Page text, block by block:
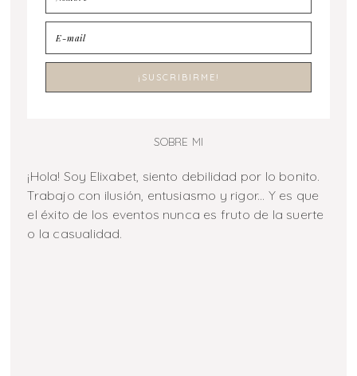
SOBRE MI
¡Hola! Soy Elixabet, siento debilidad por lo bonito.
Trabajo con ilusión, entusiasmo y rigor... Y es que
el éxito de los eventos nunca es fruto de la suerte
o la casualidad.